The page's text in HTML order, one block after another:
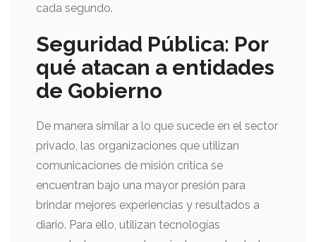
cada segundo.
Seguridad Pública: Por
qué atacan a entidades
de Gobierno
De manera similar a lo que sucede en el sector
privado, las organizaciones que utilizan
comunicaciones de misión crítica se
encuentran bajo una mayor presión para
brindar mejores experiencias y resultados a
diario. Para ello, utilizan tecnologías